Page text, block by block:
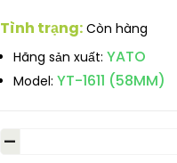
Tình trạng: Còn hàng
Hãng sản xuất: YATO
Model: YT-1611 (58MM)
-